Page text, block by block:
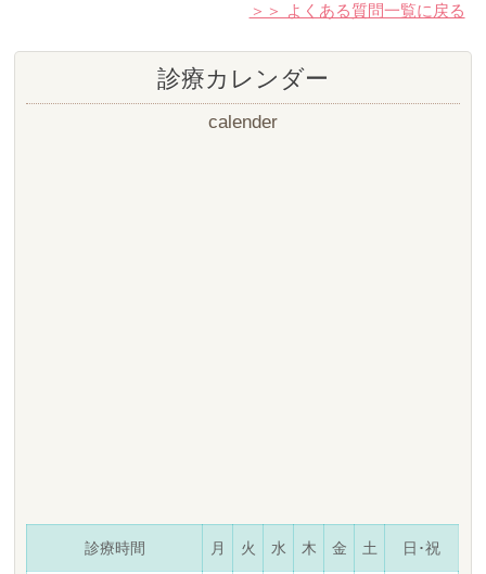
＞＞ よくある質問一覧に戻る
診療カレンダー
calender
診療時間 月 火 水 木 金 土 日･祝